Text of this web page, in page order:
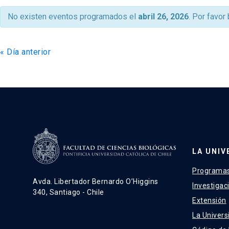
de
de
No existen eventos programados el abril 26, 2026. Por favor
« Día anterior
Avda. Libertador Bernardo O’Higgins
340, Santiago - Chile
LA
Extensión
La